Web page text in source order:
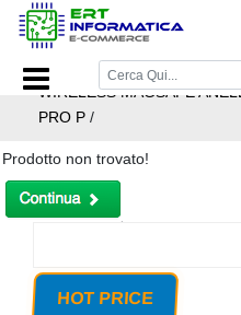
Home Page/RICAMBIO
WIRELESS MAGSAFE
PRO P /
Prodotto non trovato!
HOT PRICE